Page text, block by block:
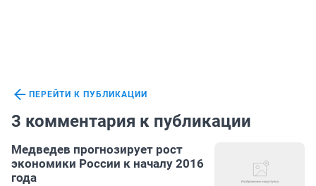
ПЕРЕЙТИ К ПУБЛИКАЦИИ
3 комментария к публикации
Медведев прогнозирует рост
экономики России к началу 2016
года